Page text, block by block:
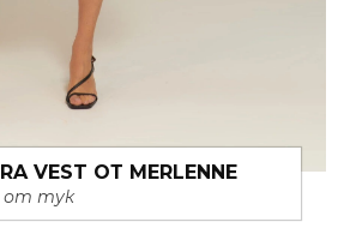
VEST ОТ MERLENNE
от тук